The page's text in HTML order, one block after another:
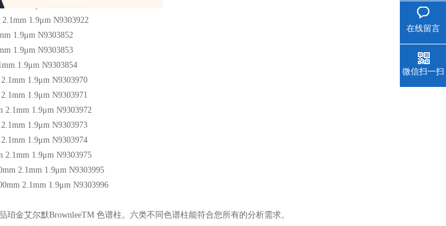
1.9μm N9303921
1.9μm N9303922
1.9μm N9303852
1.9μm N9303853
1.9μm N9303854
1.9μm N9303970
1.9μm N9303971
2.1mm 1.9μm N9303972
1.9μm N9303973
1.9μm N9303974
2.1mm 1.9μm N9303975
2.1mm 1.9μm N9303995
2.1mm 1.9μm N9303996
珀金艾尔默BrownleeTM 色谱柱。六类不同色谱柱能符合您所有的分析需求。
在线留言
微信扫一扫